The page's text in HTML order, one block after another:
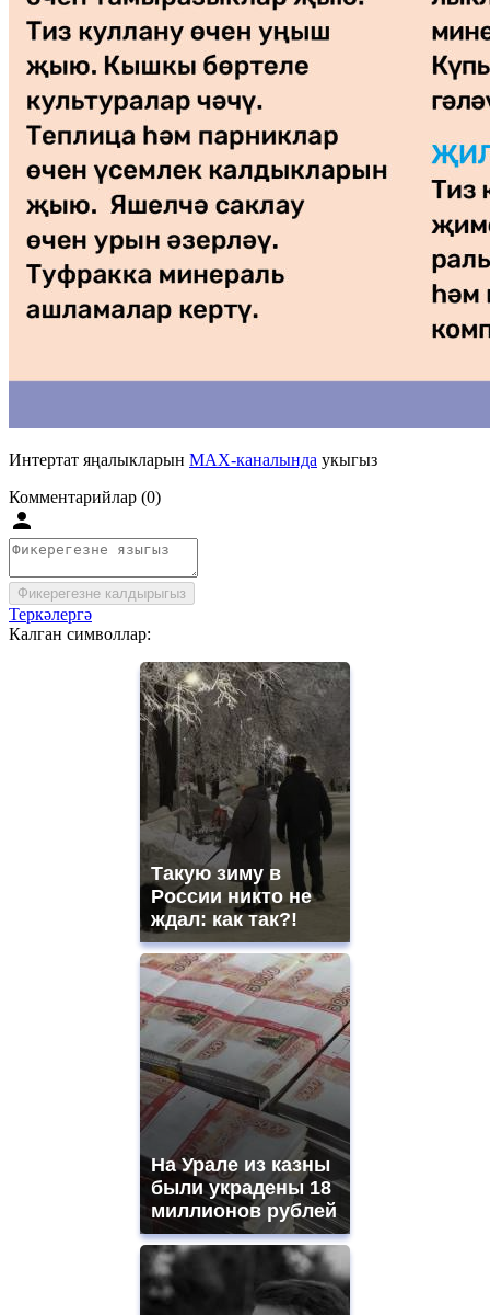
Интертат яңалыкларын MAX-каналында укыгыз
Комментарийлар (0)
Фикерегезне калдырыгыз
Теркәлергә
Калган символлар:
Такую зиму в
России никто не
ждал: как так?!
На Урале из казны
были украдены 18
миллионов рублей